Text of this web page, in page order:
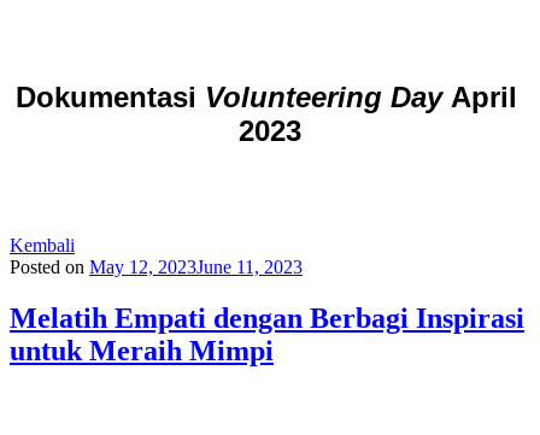
Dokumentasi Volunteering Day April
2023
Kembali
Posted on May 12, 2023June 11, 2023
Melatih Empati dengan Berbagi Inspirasi
untuk Meraih Mimpi